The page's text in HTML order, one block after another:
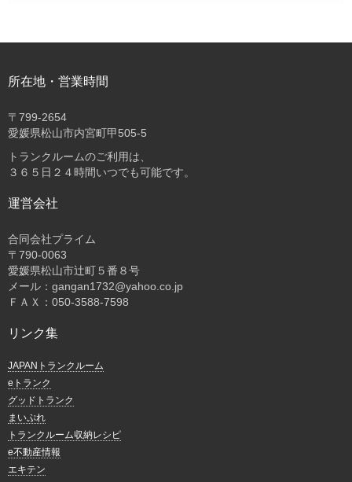
所在地・営業時間
〒 799-2654
愛媛県松山市内宮町甲505-5
トランクルームのご利用は、
３６５日２４時間いつでも可能です。
運営会社
合同会社プライム
〒 790-0063
愛媛県松山市辻町５番８号
メール：gangan1732@yahoo.co.jp
ＦＡＸ：050-3588-7598
リンク集
JAPANトランクルーム
eトランク
グッドトランク
まいぷれ
トランクルーム収納レシピ
e不動産情報
エキテン